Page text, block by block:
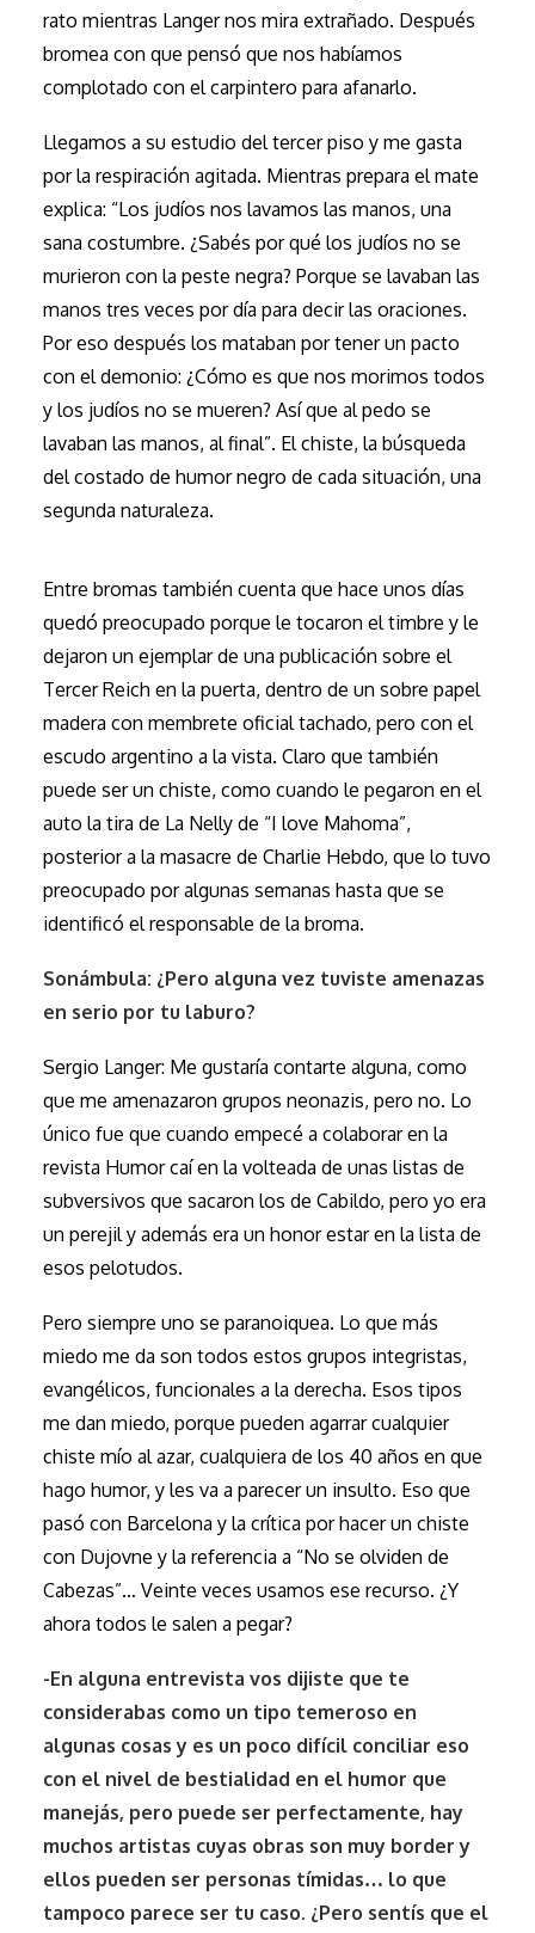
rato mientras Langer nos mira extrañado. Después
bromea con que pensó que nos habíamos
complotado con el carpintero para afanarlo.
Llegamos a su estudio del tercer piso y me gasta
por la respiración agitada. Mientras prepara el mate
explica: “Los judíos nos lavamos las manos, una
sana costumbre. ¿Sabés por qué los judíos no se
murieron con la peste negra? Porque se lavaban las
manos tres veces por día para decir las oraciones.
Por eso después los mataban por tener un pacto
con el demonio: ¿Cómo es que nos morimos todos
y los judíos no se mueren? Así que al pedo se
lavaban las manos, al final”. El chiste, la búsqueda
del costado de humor negro de cada situación, una
segunda naturaleza.
Entre bromas también cuenta que hace unos días
quedó preocupado porque le tocaron el timbre y le
dejaron un ejemplar de una publicación sobre el
Tercer Reich en la puerta, dentro de un sobre papel
madera con membrete oficial tachado, pero con el
escudo argentino a la vista. Claro que también
puede ser un chiste, como cuando le pegaron en el
auto la tira de La Nelly de “I love Mahoma”,
posterior a la masacre de Charlie Hebdo, que lo tuvo
preocupado por algunas semanas hasta que se
identificó el responsable de la broma.
Sonámbula: ¿Pero alguna vez tuviste amenazas
en serio por tu laburo?
Sergio Langer: Me gustaría contarte alguna, como
que me amenazaron grupos neonazis, pero no. Lo
único fue que cuando empecé a colaborar en la
revista Humor caí en la volteada de unas listas de
subversivos que sacaron los de Cabildo, pero yo era
un perejil y además era un honor estar en la lista de
esos pelotudos.
Pero siempre uno se paranoiquea. Lo que más
miedo me da son todos estos grupos integristas,
evangélicos, funcionales a la derecha. Esos tipos
me dan miedo, porque pueden agarrar cualquier
chiste mío al azar, cualquiera de los 40 años en que
hago humor, y les va a parecer un insulto. Eso que
pasó con Barcelona y la crítica por hacer un chiste
con Dujovne y la referencia a “No se olviden de
Cabezas”… Veinte veces usamos ese recurso. ¿Y
ahora todos le salen a pegar?
-En alguna entrevista vos dijiste que te
considerabas como un tipo temeroso en
algunas cosas y es un poco difícil conciliar eso
con el nivel de bestialidad en el humor que
manejás, pero puede ser perfectamente, hay
muchos artistas cuyas obras son muy border y
ellos pueden ser personas tímidas… lo que
tampoco parece ser tu caso. ¿Pero sentís que el